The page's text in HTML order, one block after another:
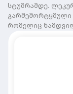
სტუმრამდე.
გარშემორტყმული
რომელიც